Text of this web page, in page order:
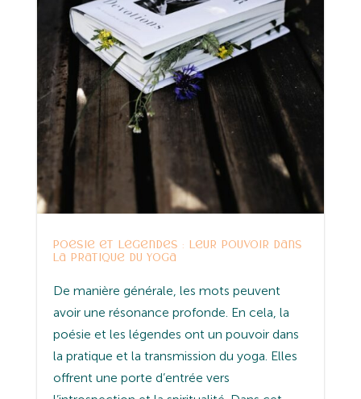
Poésie et légendes : leur pouvoir dans
la pratique du yoga
De manière générale, les mots peuvent
avoir une résonance profonde. En cela, la
poésie et les légendes ont un pouvoir dans
la pratique et la transmission du yoga. Elles
offrent une porte d’entrée vers